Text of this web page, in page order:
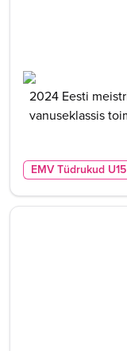
2024 Eesti
vanuseklassis
EMV Tüdrukud U15